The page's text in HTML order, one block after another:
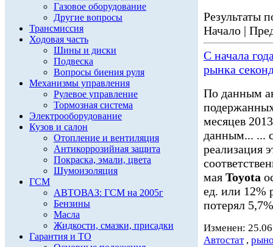
Газовое оборудование
Другие вопросы
Трансмиссия
Ходовая часть
Шины и диски
Подвеска
Вопросы биения руля
Механизмы управления
Рулевое управление
Тормозная система
Электрооборудование
Кузов и салон
Отопление и вентиляция
Антикоррозийная защита
Покраска, эмали, цвета
Шумоизоляция
ГСМ
АВТОВАЗ: ГСМ на 2005г
Бензины
Масла
Жидкости, смазки, присадки
Гарантия и ТО
Результаты
Начало |
С начала
рынка
По данным
месяцев
данным... ...
реализация
мая Toyota
ед. или 12%
потерял
Изменен:
Автостат,